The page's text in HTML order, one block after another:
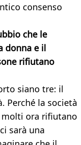
consenso
che le
donna e il
rifiutano
siano tre: il
Perché la società
molti ora rifiutano
sarà una